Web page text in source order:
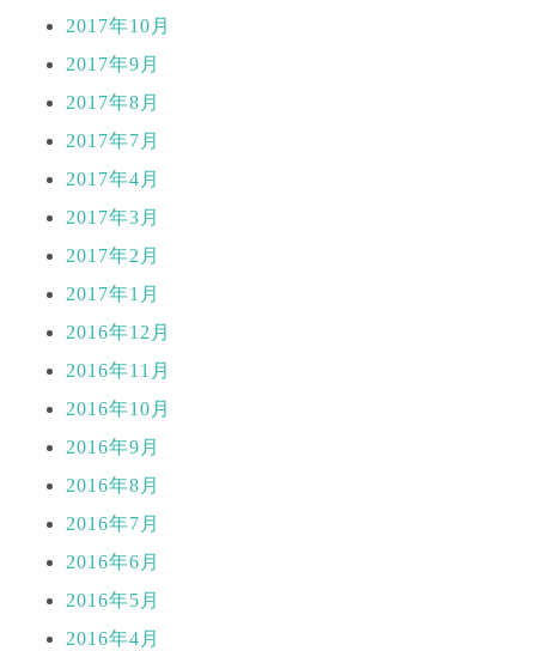
2017年10月
2017年9月
2017年8月
2017年7月
2017年4月
2017年3月
2017年2月
2017年1月
2016年12月
2016年11月
2016年10月
2016年9月
2016年8月
2016年7月
2016年6月
2016年5月
2016年4月